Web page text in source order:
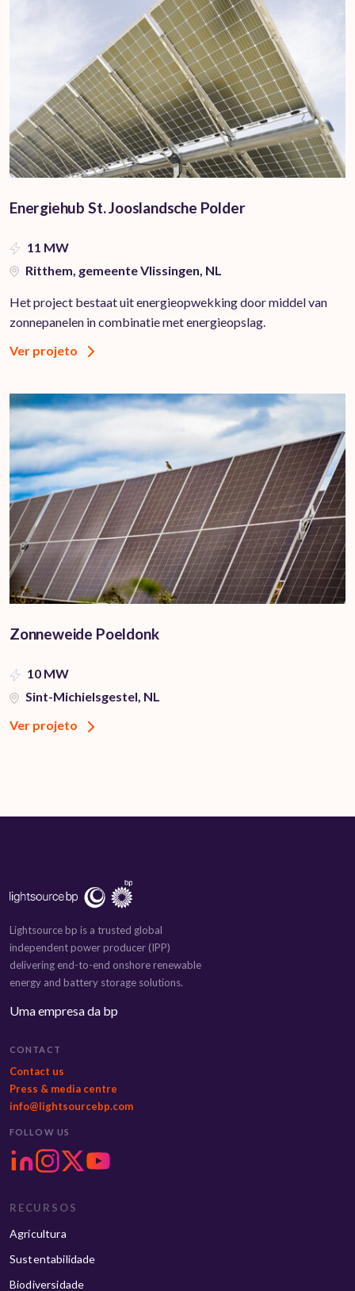
Energiehub St. Jooslandsche Polder
11 MW
Ritthem, gemeente Vlissingen, NL
Het project bestaat uit energieopwekking door middel van
zonnepanelen in combinatie met energieopslag.
Ver projeto
Zonneweide Poeldonk
10 MW
Sint-Michielsgestel, NL
Ver projeto
Lightsource bp is a trusted global
independent power producer (IPP)
delivering end-to-end onshore renewable
energy and battery storage solutions.
Uma empresa da bp
CONTACT
Contact us
Press & media centre
info@lightsourcebp.com
FOLLOW US
RECURSOS
Agricultura
Sustentabilidade
Biodiversidade